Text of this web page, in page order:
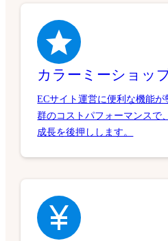
カラーミーショッ
ECサイト運営に便利な機能が
群のコストパフォーマンスで
成長を後押しします。